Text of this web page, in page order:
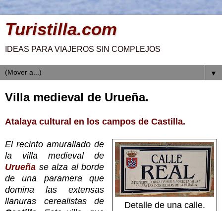
Turistilla.com
IDEAS PARA VIAJEROS SIN COMPLEJOS
▼
Villa medieval de Urueña.
Atalaya cultural en los campos de Castilla.
Detalle de una calle.
El recinto amurallado de
la villa medieval de
Urueña se alza al borde
de una paramera que
domina las extensas
llanuras cerealistas de